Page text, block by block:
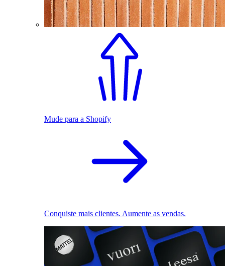
Mude para a Shopify
Conquiste mais clientes. Aumente as vendas.